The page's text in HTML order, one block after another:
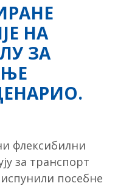
НА
ЗА
флексибилни
за транспорт
посебне